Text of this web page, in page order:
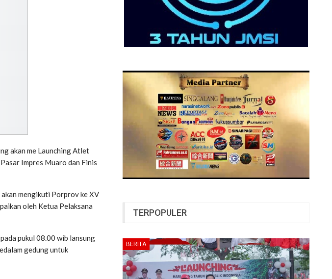
akan me Launching Atlet
Impres Muaro dan Finis
mengikuti Porprov ke XV
oleh Ketua Pelaksana
pukul 08.00 wib lansung
gedung untuk
TERPOPULER
BERITA